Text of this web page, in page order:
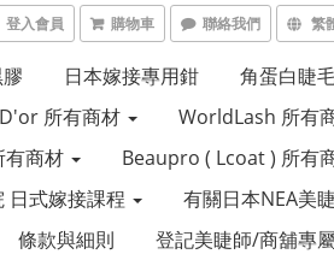
登入會員 購物車 聯絡我們 繁
日本嫁接專用鉗
角蛋白睫
所有商材
WorldLash 所有
有商材
Beaupro ( Lcoat ) 所有
日式嫁接課程
有關日本NEA美
條款與細則
登記美睫師/商舖專